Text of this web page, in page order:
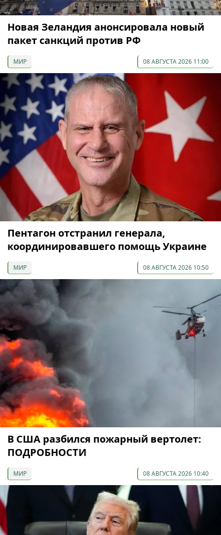
Новая Зеландия анонсировала новый
пакет санкций против РФ
МИР 08 АВГУСТА 2026 11:00
Пентагон отстранил генерала,
координировавшего помощь Украине
МИР 08 АВГУСТА 2026 10:50
В США разбился пожарный вертолет:
ПОДРОБНОСТИ
МИР 08 АВГУСТА 2026 10:40